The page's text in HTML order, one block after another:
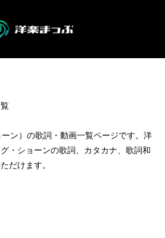
ン）の歌詞・動画一覧ページです。洋
・ショーンの歌詞、カタカナ、歌詞和
だけます。